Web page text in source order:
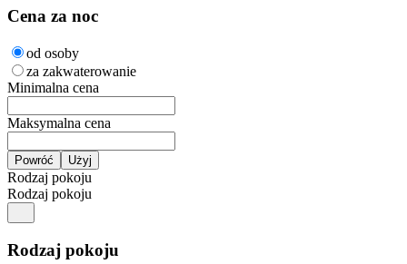
Cena za noc
od osoby
za zakwaterowanie
Minimalna cena
Maksymalna cena
Rodzaj pokoju
Rodzaj pokoju
Rodzaj pokoju